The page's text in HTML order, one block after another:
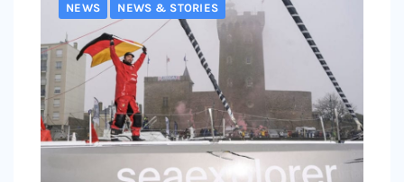
NEWS NEWS & STORIES